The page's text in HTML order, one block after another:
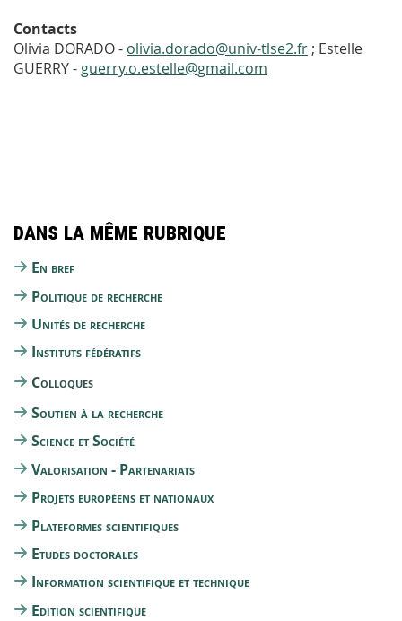
Contacts
Olivia DORADO - olivia.dorado@univ-tlse2.fr ; Estelle
GUERRY - guerry.o.estelle@gmail.com
Dans la même rubrique
En bref
Politique de recherche
Unités de recherche
Instituts fédératifs
Colloques
Soutien à la recherche
Science et Société
Valorisation - Partenariats
Projets européens et nationaux
Plateformes scientifiques
Etudes doctorales
Information scientifique et technique
Edition scientifique